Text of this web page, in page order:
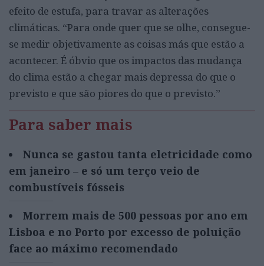
efeito de estufa, para travar as alterações
climáticas. “Para onde quer que se olhe, consegue-
se medir objetivamente as coisas más que estão a
acontecer. É óbvio que os impactos das mudança
do clima estão a chegar mais depressa do que o
previsto e que são piores do que o previsto.”
Para saber mais
Nunca se gastou tanta eletricidade como
em janeiro – e só um terço veio de
combustíveis fósseis
Morrem mais de 500 pessoas por ano em
Lisboa e no Porto por excesso de poluição
face ao máximo recomendado